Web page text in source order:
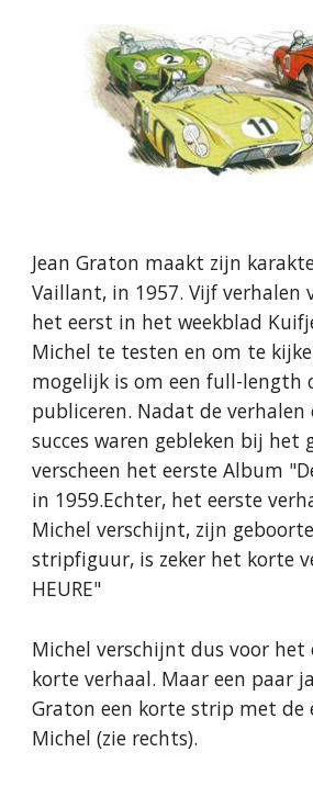
Jean Graton maakt zijn
Vaillant, in 1957. Vijf verhalen
het eerst in het weekblad
Michel te testen en om te
mogelijk is om een full-length
publiceren. Nadat de verhalen
succes waren gebleken bij het
verscheen het eerste Album
in 1959.Echter, het eerste
Michel verschijnt, zijn
stripfiguur, is zeker het korte
HEURE"
Michel verschijnt dus voor het
korte verhaal. Maar een paar
Graton een korte strip met de
Michel (zie rechts).